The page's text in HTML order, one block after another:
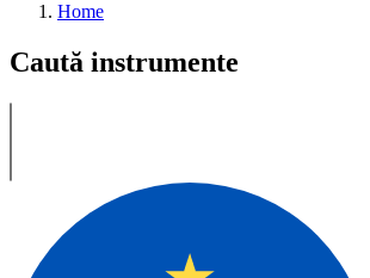
Home
Caută instrumente